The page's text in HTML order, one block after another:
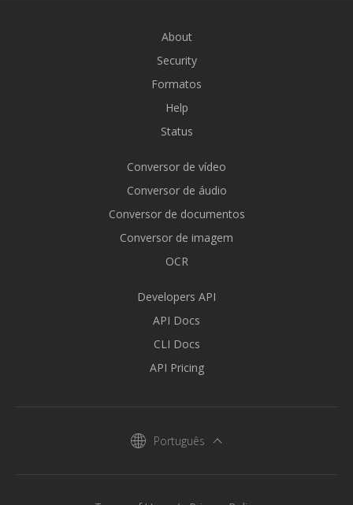
About
Security
Formatos
Help
Status
Conversor de vídeo
Conversor de áudio
Conversor de documentos
Conversor de imagem
OCR
Developers API
API Docs
CLI Docs
API Pricing
Português